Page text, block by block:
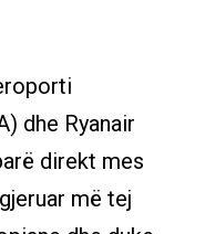
dhe Ryanair
direkt mes
më tej